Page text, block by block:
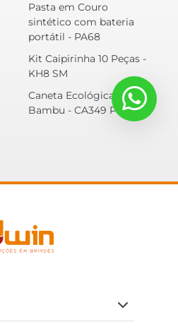
Pasta em Couro
sintético com bateria
portátil - PA68
Kit Caipirinha 10 Peças -
KH8 SM
Caneta Ecológica
Bambu - CA349 PS